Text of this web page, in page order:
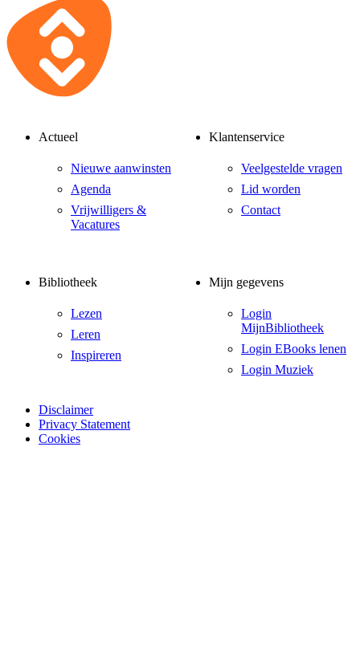
Actueel
Nieuwe aanwinsten
Agenda
Vrijwilligers &
Vacatures
Klantenservice
Veelgestelde vragen
Lid worden
Contact
Bibliotheek
Lezen
Leren
Inspireren
Mijn gegevens
Login
MijnBibliotheek
Login EBooks lenen
Login Muziek
Disclaimer
Privacy Statement
Cookies